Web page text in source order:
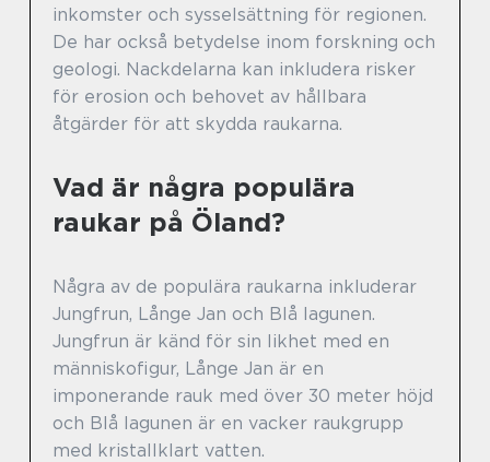
inkomster och sysselsättning för regionen.
De har också betydelse inom forskning och
geologi. Nackdelarna kan inkludera risker
för erosion och behovet av hållbara
åtgärder för att skydda raukarna.
Vad är några populära
raukar på Öland?
Några av de populära raukarna inkluderar
Jungfrun, Långe Jan och Blå lagunen.
Jungfrun är känd för sin likhet med en
människofigur, Långe Jan är en
imponerande rauk med över 30 meter höjd
och Blå lagunen är en vacker raukgrupp
med kristallklart vatten.